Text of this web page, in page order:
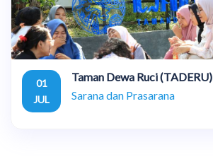
01
JUL
Taman Dewa Ruci (TADERU)
Sarana dan Prasarana